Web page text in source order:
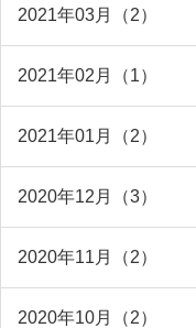
2021年03月（2）
2021年02月（1）
2021年01月（2）
2020年12月（3）
2020年11月（2）
2020年10月（2）